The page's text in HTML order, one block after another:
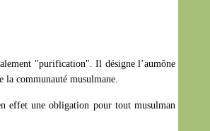
"purification". Il désigne l’aumône
la communauté musulmane.
effet une obligation pour tout musulman